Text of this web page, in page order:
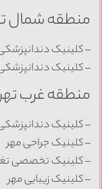
منطقه شمال
– کلینیک
– کلینیک
منطقه غرب
– کلینیک
– کلینیک جراحی مهر
– کلینیک تخصصی
– کلینیک زیبایی مهر